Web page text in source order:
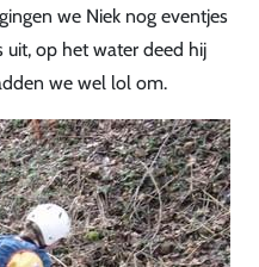
we Niek nog eventjes
uit, op het water deed hij
we wel lol om.